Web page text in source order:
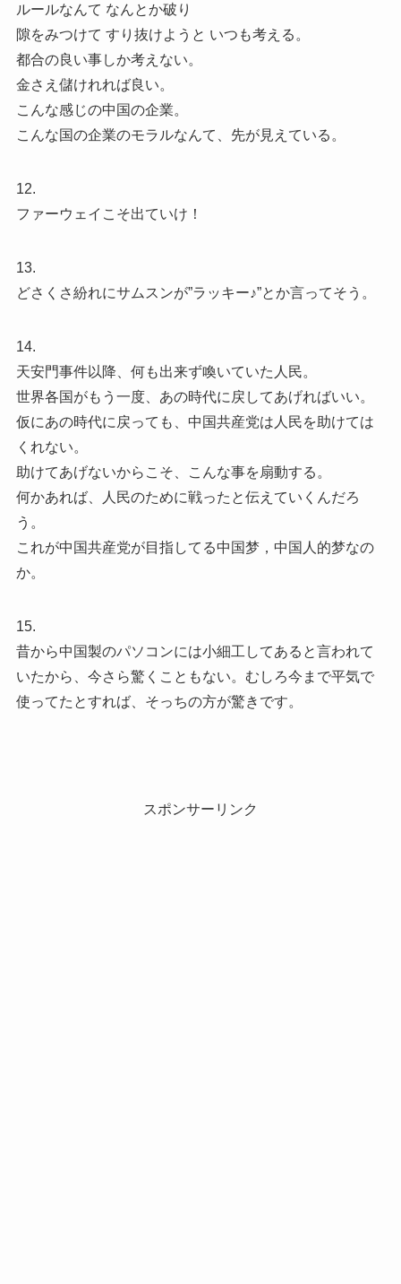
ルールなんて なんとか破り
隙をみつけて すり抜けようと いつも考える。
都合の良い事しか考えない。
金さえ儲けれれば良い。
こんな感じの中国の企業。
こんな国の企業のモラルなんて、先が見えている。
12.
ファーウェイこそ出ていけ！
13.
どさくさ紛れにサムスンが”ラッキー♪”とか言ってそう。
14.
天安門事件以降、何も出来ず喚いていた人民。
世界各国がもう一度、あの時代に戻してあげればいい。
仮にあの時代に戻っても、中国共産党は人民を助けては
くれない。
助けてあげないからこそ、こんな事を扇動する。
何かあれば、人民のために戦ったと伝えていくんだろ
う。
これが中国共産党が目指してる中国梦，中国人的梦なの
か。
15.
昔から中国製のパソコンには小細工してあると言われて
いたから、今さら驚くこともない。むしろ今まで平気で
使ってたとすれば、そっちの方が驚きです。
スポンサーリンク